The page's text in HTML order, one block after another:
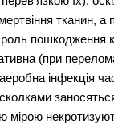
тканин,
пошкодження
(при
інфекція
мірою